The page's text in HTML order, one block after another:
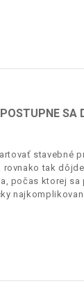
SA
stavebné
tak
počas ktorej